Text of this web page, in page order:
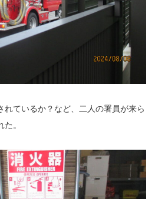
れているか？など、二人の署員が来ら
。